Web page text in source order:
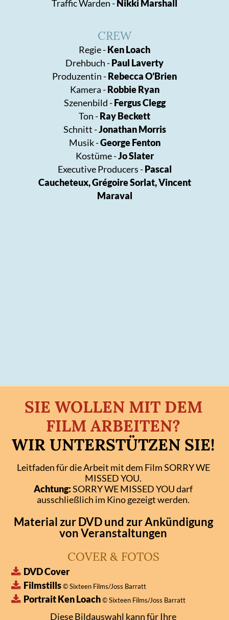
Traffic Warden -Nikki Marshall
CREW
Regie -Ken Loach
Drehbuch -Paul Laverty
Produzentin -Rebecca O’Brien
Kamera -Robbie Ryan
Szenenbild -Fergus Clegg
Ton -Ray Beckett
Schnitt -Jonathan Morris
Musik -George Fenton
Kostüme -Jo Slater
Executive Producers -Pascal
Caucheteux, Grégoire Sorlat, Vincent
Maraval
SIE WOLLEN MIT DEM
FILM ARBEITEN?
WIR UNTERSTÜTZEN SIE!
Leitfaden für die Arbeit mit dem FilmSORRY WE
MISSED YOU.
Achtung: SORRY WE MISSED YOUdarf
ausschließlich im Kino gezeigt werden.
Material zur DVD und zur Ankündigung
von Veranstaltungen
COVER & FOTOS
DVD Cover
Filmstills© Sixteen Films/Joss Barratt
Portrait Ken Loach© Sixteen Films/Joss Barratt
Diese Bildauswahl kann für Ihre